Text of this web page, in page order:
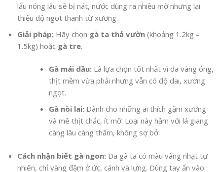
lẩu nóng lâu sẽ bị nát, nước dùng ra nhiều mỡ nhưng lại
thiếu độ ngọt thanh từ xương.
Giải pháp: Hãy chọn gà ta thả vườn(khoảng 1.2kg –
1.5kg) hoặc gà tre.
Gà mái dầu: Là lựa chọn tốt nhất vì da vàng óng,
thịt mềm vừa phải nhưng vẫn có độ dai, xương
ngọt.
Gà nòi lai: Dành cho những ai thích gặm xương
và mê thịt chắc, ít mỡ. Loại này hầm với lá giang
càng lâu càng thấm, không sợ bở.
Cách nhận biết gà ngon: Da gà ta có màu vàng nhạt tự
nhiên, chỉ vàng đậm ở ức, cánh và lưng. Dùng tay ấn vào